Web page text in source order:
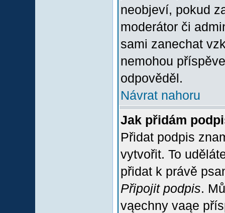
neobjeví, pokud
moderátor či
sami zanechat
nemohou
odpověděl.
Návrat nahoru
Jak přidám
Přidat podpis
vytvořit. To
přidat k právě
Připojit podpis.
vąechny vaąe